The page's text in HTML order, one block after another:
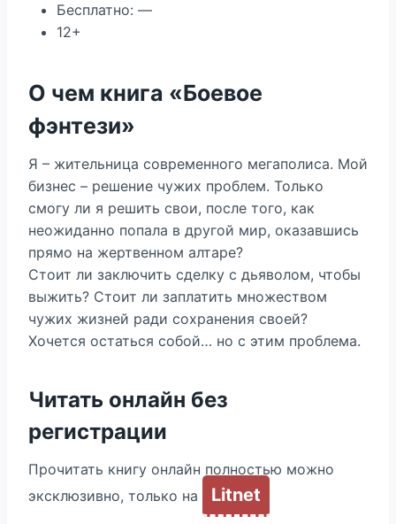
Бесплатно: —
12+
О чем книга «Боевое
фэнтези»
Я – жительница современного мегаполиса. Мой
бизнес – решение чужих проблем. Только
смогу ли я решить свои, после того, как
неожиданно попала в другой мир, оказавшись
прямо на жертвенном алтаре?
Стоит ли заключить сделку с дьяволом, чтобы
выжить? Стоит ли заплатить множеством
чужих жизней ради сохранения своей?
Хочется остаться собой… но с этим проблема.
Читать онлайн без
регистрации
Прочитать книгу онлайн полностью можно
эксклюзивно, только на
Litnet